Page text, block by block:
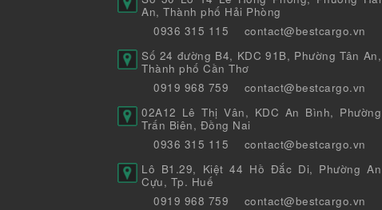
An, Thành phố Hải Phòng
0936 315 115
contact@bestcargo.vn
Số 24 đường B4, KDC 91B, Phường Tân An,
Thành phố Cần Thơ
0919 968 759
contact@bestcargo.vn
02A12 Lê Thị Vân, KDC An Bình, Phường
Trấn Biên, Đồng Nai
0936 315 115
contact@bestcargo.vn
Lô B1.29, Kiệt 44 Hồ Đắc Di, Phường An
Cựu, Tp. Huế
0919 968 759
contact@bestcargo.vn